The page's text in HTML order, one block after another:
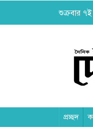
শুক্রবার
প্রচ্ছদ